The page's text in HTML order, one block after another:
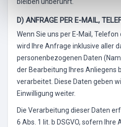
D) ANFRAGE PER E-MAIL,
Wenn Sie uns per E-Mail,
wird Ihre Anfrage inklusive aller
personenbezogenen Daten
der Bearbeitung Ihres Anliegens
verarbeitet. Diese Daten geben
Einwilligung weiter.
Die Verarbeitung dieser Daten
6 Abs. 1 lit. b DSGVO, sofern